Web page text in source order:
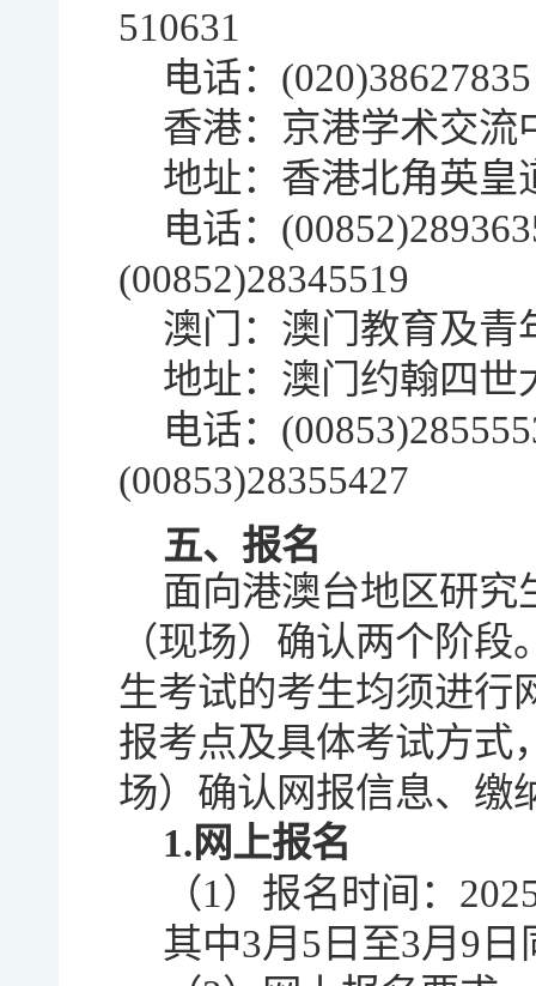
510631
电话：
香港：京港学术
地址：香港北角英皇
电话：
(00852)28345519
澳门： 澳门教育及
地址：澳门约翰四世
电话：
(00853)28355427
五、报名
面向港澳台地区研究
（现场）确认两个阶
生考试的考生均须进行
报考点及具体考试方式
场）确认网报信息、缴
1.网上报名
（1）报名时间：
其中3月5日至3月9